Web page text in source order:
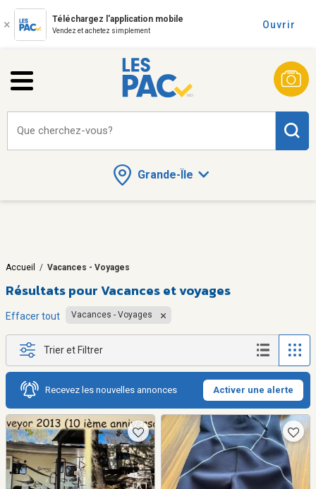
Téléchargez l'application mobile
Vendez et achetez simplement
Ouvrir
Grande-Île
Que cherchez-vous?
Accueil / Vacances - Voyages
Résultats pourVacances et voyages
Effacer tout Vacances - Voyages
Trier et Filtrer
Recevez les nouvelles annonces Activer une alerte